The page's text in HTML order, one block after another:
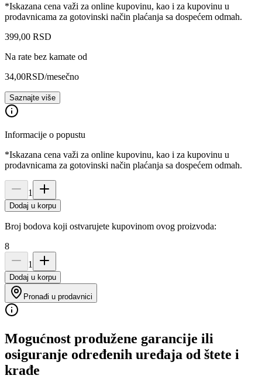
*Iskazana cena važi za online kupovinu, kao i za kupovinu u
prodavnicama za gotovinski način plaćanja sa dospećem odmah.
399,00 RSD
Na rate bez kamate od
34,00RSD/mesečno
Saznajte više
Informacije o popustu
*Iskazana cena važi za online kupovinu, kao i za kupovinu u
prodavnicama za gotovinski način plaćanja sa dospećem odmah.
1
Dodaj u korpu
Broj bodova koji ostvarujete kupovinom ovog proizvoda:
8
1
Dodaj u korpu
Pronađi u prodavnici
Mogućnost produžene garancije ili
osiguranje određenih uređaja od štete i
krađe